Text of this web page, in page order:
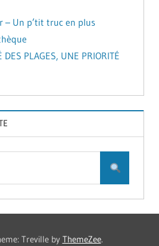
– Un p’tit truc en plus
DES PLAGES, UNE PRIORITÉ
Treville by ThemeZee.